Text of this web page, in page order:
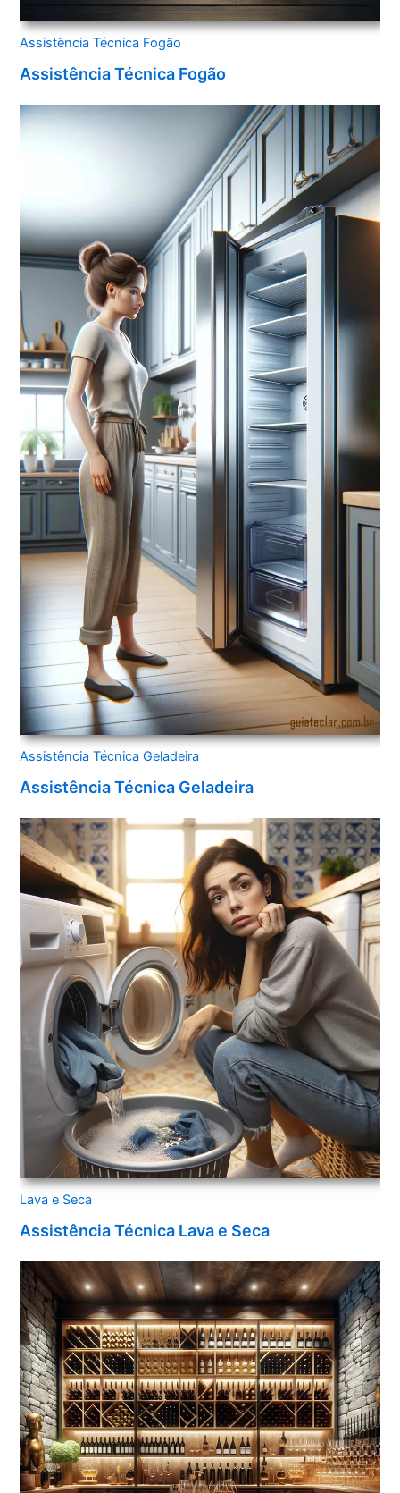
Assistência Técnica Fogão
Assistência Técnica Fogão
Assistência Técnica Geladeira
Assistência Técnica Geladeira
Lava e Seca
Assistência Técnica Lava e Seca